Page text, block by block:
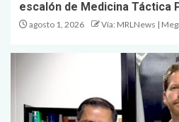
escalón de Medicina Táctica
agosto 1, 2026 Vía: MRLNews |